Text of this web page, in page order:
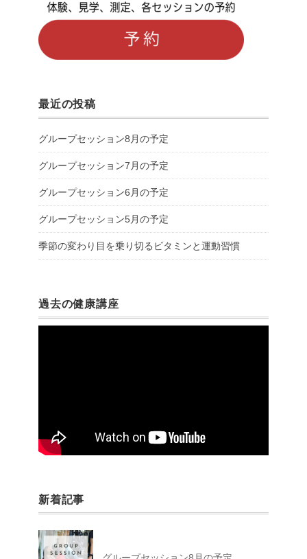
最近の投稿
グループセッション8月の予定
グループセッション7月の予定
グループセッション6月の予定
グループセッション5月の予定
季節の変わり目を乗り切るビタミンと運動習慣
過去の健康講座
新着記事